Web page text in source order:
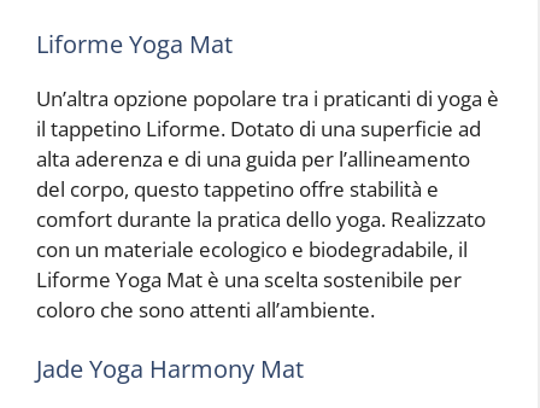
Liforme Yoga Mat
Un’altra opzione popolare tra i praticanti di yoga è
il tappetino Liforme. Dotato di una superficie ad
alta aderenza e di una guida per l’allineamento
del corpo, questo tappetino offre stabilità e
comfort durante la pratica dello yoga. Realizzato
con un materiale ecologico e biodegradabile, il
Liforme Yoga Mat è una scelta sostenibile per
coloro che sono attenti all’ambiente.
Jade Yoga Harmony Mat